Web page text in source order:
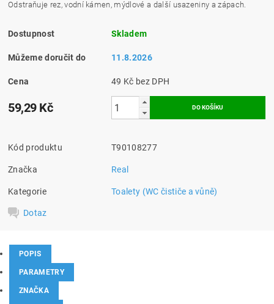
Odstraňuje rez, vodní kámen, mýdlové a další usazeniny a zápach.
Dostupnost Skladem
Můžeme doručit do 11.8.2026
Cena 49 Kč bez DPH
59,29 Kč
Kód produktu T90108277
Značka Real
Kategorie Toalety (WC čističe a vůně)
Dotaz
POPIS
PARAMETRY
ZNAČKA